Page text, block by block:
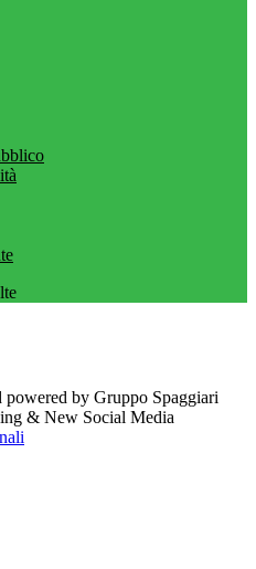
by Gruppo Spaggiari
& New Social Media